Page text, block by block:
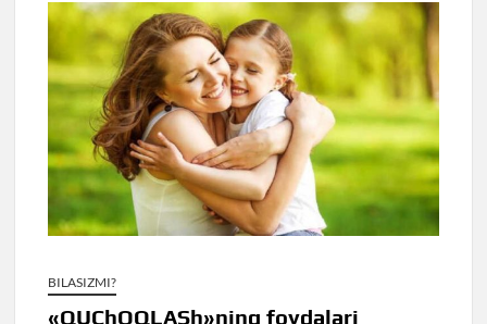
BILASIZMI?
«QUChOQLASh»ning foydalari